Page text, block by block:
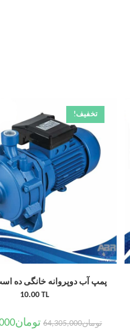
تخفیف!
10.00 TL
تومان64,305,000 تومان